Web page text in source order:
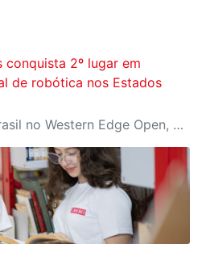
conquista 2º lugar em
de robótica nos Estados
Equipe representou o Brasil no Western Edge Open, um dos principais torneios mundiais da FIRST